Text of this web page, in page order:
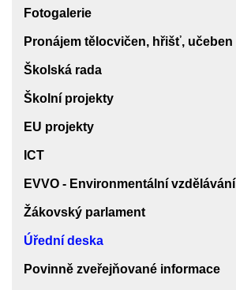
Fotogalerie
Pronájem tělocvičen, hřišť, učeben
Školská rada
Školní projekty
EU projekty
ICT
EVVO - Environmentální vzdělávání
Žákovský parlament
Úřední deska
Povinně zveřejňované informace